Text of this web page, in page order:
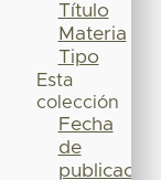
Título
Materia
Tipo
Esta
colección
Fecha
de
publicación